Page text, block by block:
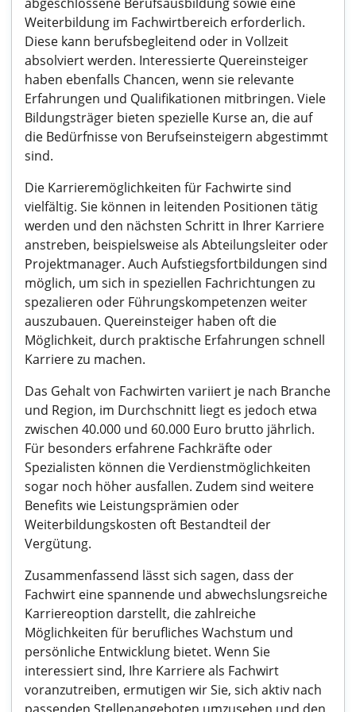
Weiterbildung im Fachwirtbereich erforderlich.
Diese kann berufsbegleitend oder in Vollzeit
absolviert werden. Interessierte Quereinsteiger
haben ebenfalls Chancen, wenn sie relevante
Erfahrungen und Qualifikationen mitbringen. Viele
Bildungsträger bieten spezielle Kurse an, die auf
die Bedürfnisse von Berufseinsteigern abgestimmt
sind.
Die Karrieremöglichkeiten für Fachwirte sind
vielfältig. Sie können in leitenden Positionen tätig
werden und den nächsten Schritt in Ihrer Karriere
anstreben, beispielsweise als Abteilungsleiter oder
Projektmanager. Auch Aufstiegsfortbildungen sind
möglich, um sich in speziellen Fachrichtungen zu
spezalieren oder Führungskompetenzen weiter
auszubauen. Quereinsteiger haben oft die
Möglichkeit, durch praktische Erfahrungen schnell
Karriere zu machen.
Das Gehalt von Fachwirten variiert je nach Branche
und Region, im Durchschnitt liegt es jedoch etwa
zwischen 40.000 und 60.000 Euro brutto jährlich.
Für besonders erfahrene Fachkräfte oder
Spezialisten können die Verdienstmöglichkeiten
sogar noch höher ausfallen. Zudem sind weitere
Benefits wie Leistungsprämien oder
Weiterbildungskosten oft Bestandteil der
Vergütung.
Zusammenfassend lässt sich sagen, dass der
Fachwirt eine spannende und abwechslungsreiche
Karriereoption darstellt, die zahlreiche
Möglichkeiten für berufliches Wachstum und
persönliche Entwicklung bietet. Wenn Sie
interessiert sind, Ihre Karriere als Fachwirt
voranzutreiben, ermutigen wir Sie, sich aktiv nach